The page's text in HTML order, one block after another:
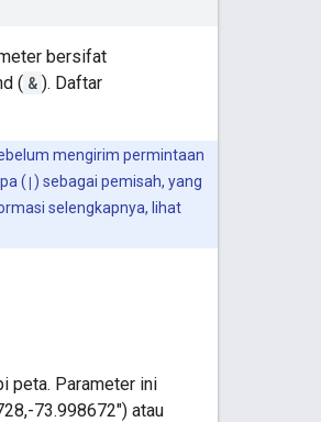
bersifat
( & ). Daftar
mengirim permintaan
( | ) sebagai pemisah, yang
selengkapnya, lihat
peta. Parameter ini
73.998672") atau